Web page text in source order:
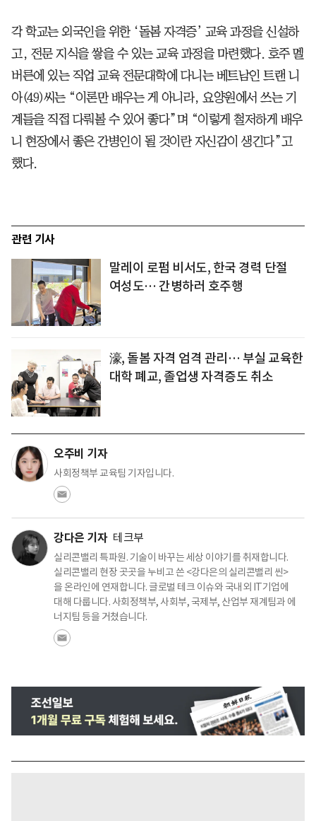
각 학교는 외국인을 위한 ‘돌봄 자격증’ 교육 과정을 신설하
고, 전문 지식을 쌓을 수 있는 교육 과정을 마련했다. 호주 멜
버른에 있는 직업 교육 전문대학에 다니는 베트남인 트랜 니
아(49)씨는 “이론만 배우는 게 아니라, 요양원에서 쓰는 기
계들을 직접 다뤄볼 수 있어 좋다”며 “이렇게 철저하게 배우
니 현장에서 좋은 간병인이 될 것이란 자신감이 생긴다”고
했다.
관련 기사
말레이 로펌 비서도, 한국 경력 단절
여성도… 간병하러 호주행
濠, 돌봄 자격 엄격 관리… 부실 교육한
대학 폐교, 졸업생 자격증도 취소
오주비 기자
사회정책부 교육팀 기자입니다.
강다은 기자 테크부
실리콘밸리 특파원. 기술이 바꾸는 세상 이야기를 취재합니다.
실리콘밸리 현장 곳곳을 누비고 쓴 <강다은의 실리콘밸리 씬>
을 온라인에 연재합니다. 글로벌 테크 이슈와 국내외 IT기업에
대해 다룹니다. 사회정책부, 사회부, 국제부, 산업부 재계팀과 에
너지팀 등을 거쳤습니다.